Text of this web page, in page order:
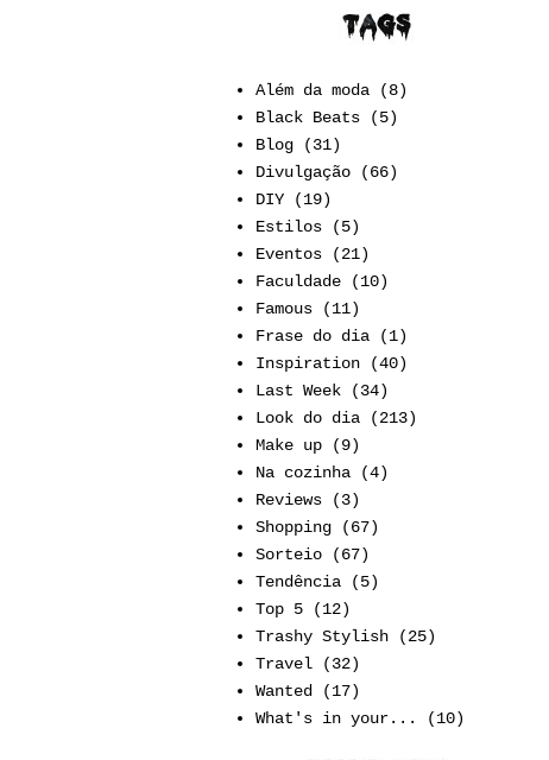
Além da moda
(8)
Black Beats
(5)
Blog
(31)
Divulgação
(66)
DIY
(19)
Estilos
(5)
Eventos
(21)
Faculdade
(10)
Famous
(11)
Frase do dia
(1)
Inspiration
(40)
Last Week
(34)
Look do dia
(213)
Make up
(9)
Na cozinha
(4)
Reviews
(3)
Shopping
(67)
Sorteio
(67)
Tendência
(5)
Top 5
(12)
Trashy Stylish
(25)
Travel
(32)
Wanted
(17)
What's in your...
(10)